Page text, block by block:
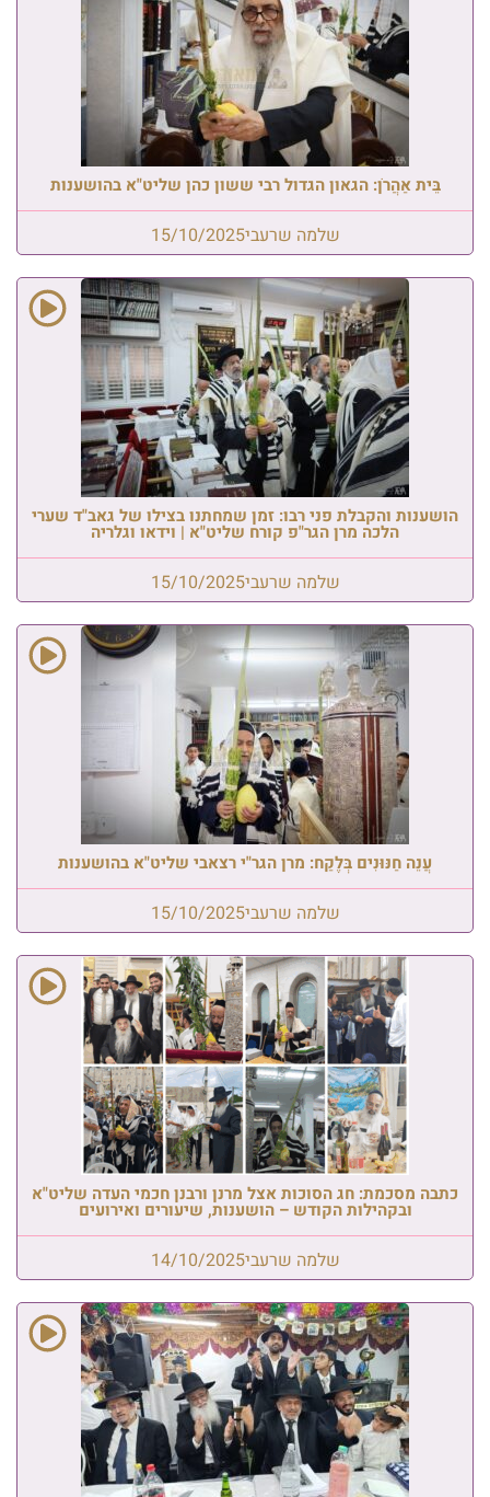
בֵּית אַהֲרֹן: הגאון הגדול רבי ששון כהן שליט"א בהושענות
שלמה שרעבי15/10/2025
הושענות והקבלת פני רבו: זמן שמחתנו בצילו של גאב"ד שערי
הלכה מרן הגר"פ קורח שליט"א | וידאו וגלריה
שלמה שרעבי15/10/2025
עֲנֵה חַנּוּנִים בְּלֶקַח: מרן הגר"י רצאבי שליט"א בהושענות
שלמה שרעבי15/10/2025
כתבה מסכמת: חג הסוכות אצל מרנן ורבנן חכמי העדה שליט"א
ובקהילות הקודש – הושענות, שיעורים ואירועים
שלמה שרעבי14/10/2025